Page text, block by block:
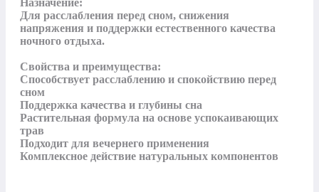
Назначение:
Для расслабления перед сном, снижения
напряжения и поддержки естественного качества
ночного отдыха.
Свойства и преимущества:
Способствует расслаблению и спокойствию перед
сном
Поддержка качества и глубины сна
Растительная формула на основе успокаивающих
трав
Подходит для вечернего применения
Комплексное действие натуральных компонентов